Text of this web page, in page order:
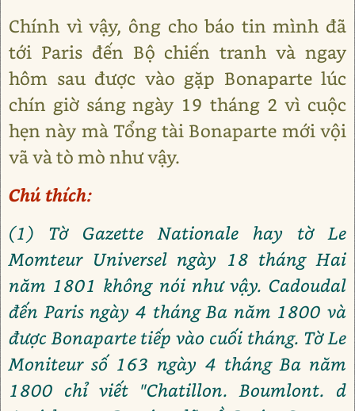
Chính vì vậy, ông cho báo tin mình đã
tới Paris đến Bộ chiến tranh và ngay
hôm sau được vào gặp Bonaparte lúc
chín giờ sáng ngày 19 tháng 2 vì cuộc
hẹn này mà Tổng tài Bonaparte mới vội
vã và tò mò như vậy.
Chú thích:
(1) Tờ Gazette Nationale hay tờ Le
Momteur Universel ngày 18 tháng Hai
năm 1801 không nói như vậy. Cadoudal
đến Paris ngày 4 tháng Ba năm 1800 và
được Bonaparte tiếp vào cuối tháng. Tờ Le
Moniteur số 163 ngày 4 tháng Ba năm
1800 chỉ viết "Chatillon. Boumlont. d